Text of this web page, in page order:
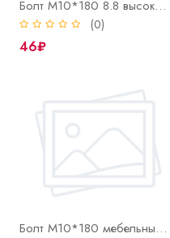
Болт М10*180 8.8 высокопрочный неполн. резьба DIN 931 оцинк
(0)
46₽
Болт М10*180 мебельный DIN 603 оцинк